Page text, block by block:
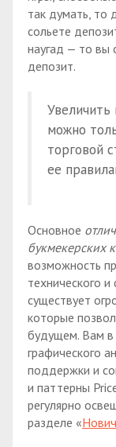
так думать, то
сольете
наугад — то вы
депозит.
можно
торговой
ее
Основное
букмекерских
возможность
технического
существует
которые
будущем. Вам
графического
поддержки и
и паттерны
регулярно
разделе «